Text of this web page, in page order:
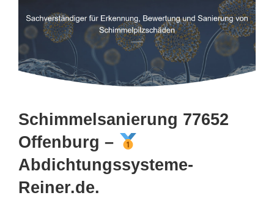
Schimmelsanierung 77652
Offenburg –
Abdichtungssysteme-
Reiner.de.